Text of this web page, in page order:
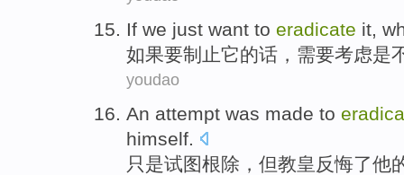
If we just want to eradicate it,
如果要制止它的话，需要考虑是
youdao
An attempt was made to
himself.
只是试图根除 ， 但教皇 反悔了他